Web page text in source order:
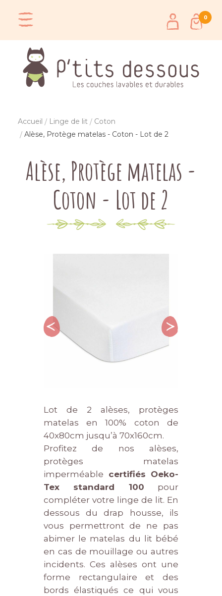
0
Accueil Linge de lit
Coton
Alèse, Protège matelas - Coton - Lot de 2
Alèse, Protège matelas -
Coton - Lot de 2
Lot de 2 alèses, protèges
matelas en 100% coton de
40x80cm jusqu’à 70x160cm.
Profitez de nos alèses,
protèges matelas
imperméable certifiés Oeko-
Tex standard 100 pour
compléter votre linge de lit. En
dessous du drap housse, ils
vous permettront de ne pas
abimer le matelas du lit bébé
en cas de mouillage ou autres
incidents. Ces alèses ont une
forme rectangulaire et des
bords élastiqués ce qui vous